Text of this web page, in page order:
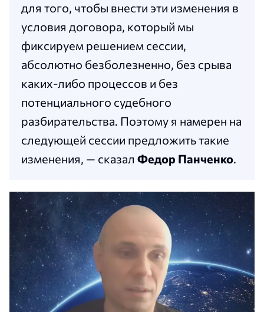
для того, чтобы внести эти изменения в
условия договора, который мы
фиксируем решением сессии,
абсолютно безболезненно, без срыва
каких-либо процессов и без
потенциального судебного
разбирательства. Поэтому я намерен на
следующей сессии предложить такие
изменения, — сказал Федор Панченко.